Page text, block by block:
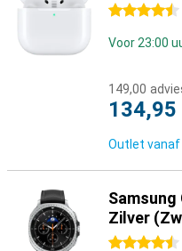
4.5 sterren
Voor 23:00
149,00
134,95
Outlet vanaf
Samsung
Zilver
4.5 sterren